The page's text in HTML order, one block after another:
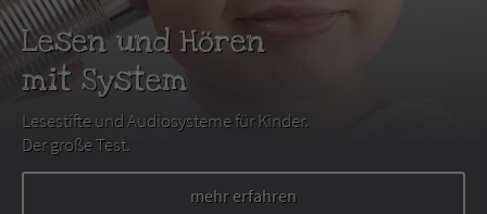
Lesen und Hören
mit System
Lesestifte und Audiosysteme für Kinder.
Der große Test.
mehr erfahren